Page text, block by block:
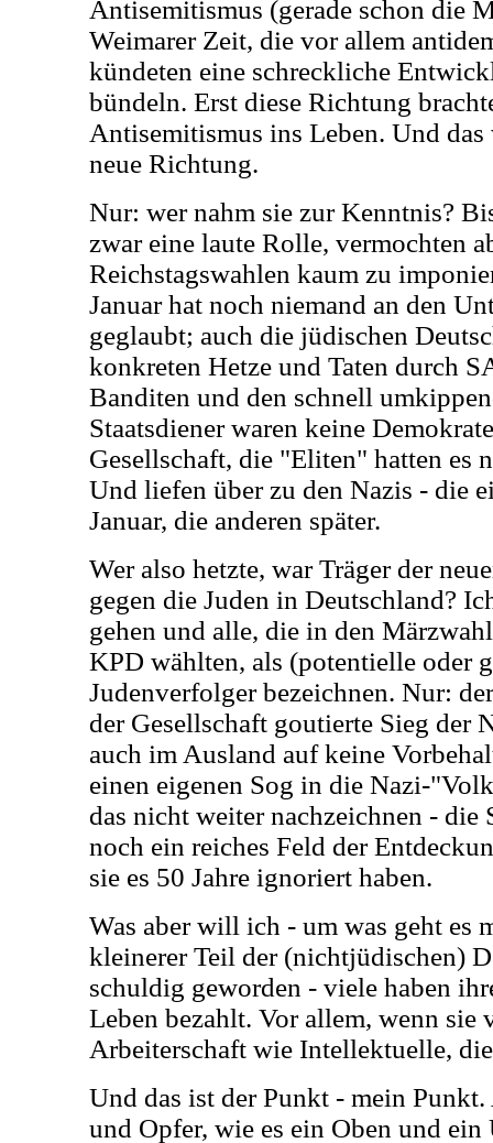
Antisemitismus (gerade schon die
Weimarer Zeit, die vor allem
kündeten eine schreckliche
bündeln. Erst diese Richtung
Antisemitismus ins Leben. Und
neue Richtung.
Nur: wer nahm sie zur Kenntnis?
zwar eine laute Rolle, vermochten
Reichstagswahlen kaum zu
Januar hat noch niemand an den
geglaubt; auch die jüdischen
konkreten Hetze und Taten durch
Banditen und den schnell
Staatsdiener waren keine
Gesellschaft, die "Eliten" hatten es
Und liefen über zu den Nazis - die
Januar, die anderen später.
Wer also hetzte, war Träger der
gegen die Juden in Deutschland?
gehen und alle, die in den
KPD wählten, als (potentielle oder
Judenverfolger bezeichnen. Nur:
der Gesellschaft goutierte Sieg der
auch im Ausland auf keine
einen eigenen Sog in die Nazi-
das nicht weiter nachzeichnen - die
noch ein reiches Feld der
sie es 50 Jahre ignoriert haben.
Was aber will ich - um was geht es
kleinerer Teil der (nichtjüdischen)
schuldig geworden - viele haben
Leben bezahlt. Vor allem, wenn sie
Arbeiterschaft wie Intellektuelle,
Und das ist der Punkt - mein
und Opfer, wie es ein Oben und